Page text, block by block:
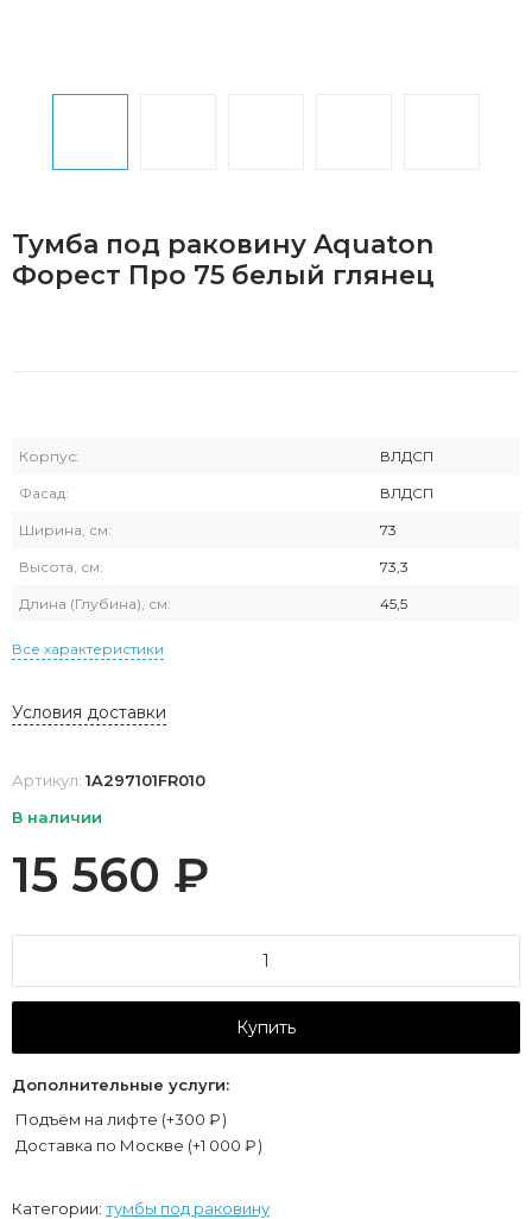
Тумба под раковину Aquaton
Форест Про 75 белый глянец
Корпус: ВЛДСП
Фасад: ВЛДСП
Ширина, см: 73
Высота, см: 73,3
Длина (Глубина), см: 45,5
Все характеристики
Условия доставки
Артикул: 1A297101FR010
В наличии
15 560 ₽
Купить
Дополнительные услуги:
Подъём на лифте (+300 ₽)
Доставка по Москве (+1 000 ₽)
Категории: тумбы под раковину